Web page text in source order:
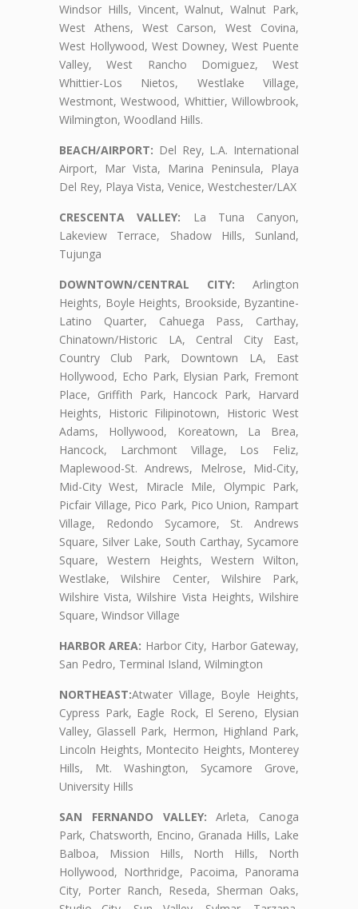
Windsor Hills, Vincent, Walnut, Walnut Park,
West Athens, West Carson, West Covina,
West Hollywood, West Downey, West Puente
Valley, West Rancho Domiguez, West
Whittier-Los Nietos, Westlake Village,
Westmont, Westwood, Whittier, Willowbrook,
Wilmington, Woodland Hills.
BEACH/AIRPORT: Del Rey, L.A. International
Airport, Mar Vista, Marina Peninsula, Playa
Del Rey, Playa Vista, Venice, Westchester/LAX
CRESCENTA VALLEY: La Tuna Canyon,
Lakeview Terrace, Shadow Hills, Sunland,
Tujunga
DOWNTOWN/CENTRAL CITY: Arlington
Heights, Boyle Heights, Brookside, Byzantine-
Latino Quarter, Cahuega Pass, Carthay,
Chinatown/Historic LA, Central City East,
Country Club Park, Downtown LA, East
Hollywood, Echo Park, Elysian Park, Fremont
Place, Griffith Park, Hancock Park, Harvard
Heights, Historic Filipinotown, Historic West
Adams, Hollywood, Koreatown, La Brea,
Hancock, Larchmont Village, Los Feliz,
Maplewood-St. Andrews, Melrose, Mid-City,
Mid-City West, Miracle Mile, Olympic Park,
Picfair Village, Pico Park, Pico Union, Rampart
Village, Redondo Sycamore, St. Andrews
Square, Silver Lake, South Carthay, Sycamore
Square, Western Heights, Western Wilton,
Westlake, Wilshire Center, Wilshire Park,
Wilshire Vista, Wilshire Vista Heights, Wilshire
Square, Windsor Village
HARBOR AREA: Harbor City, Harbor Gateway,
San Pedro, Terminal Island, Wilmington
NORTHEAST:Atwater Village, Boyle Heights,
Cypress Park, Eagle Rock, El Sereno, Elysian
Valley, Glassell Park, Hermon, Highland Park,
Lincoln Heights, Montecito Heights, Monterey
Hills, Mt. Washington, Sycamore Grove,
University Hills
SAN FERNANDO VALLEY: Arleta, Canoga
Park, Chatsworth, Encino, Granada Hills, Lake
Balboa, Mission Hills, North Hills, North
Hollywood, Northridge, Pacoima, Panorama
City, Porter Ranch, Reseda, Sherman Oaks,